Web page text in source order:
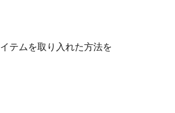
テムを取り入れた方法を